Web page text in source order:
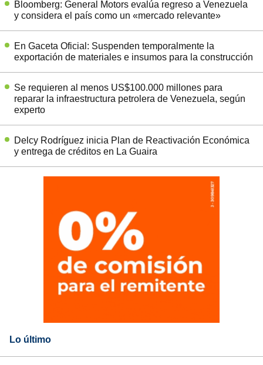
Bloomberg: General Motors evalúa regreso a Venezuela
y considera el país como un «mercado relevante»
En Gaceta Oficial: Suspenden temporalmente la
exportación de materiales e insumos para la construcción
Se requieren al menos US$100.000 millones para
reparar la infraestructura petrolera de Venezuela, según
experto
Delcy Rodríguez inicia Plan de Reactivación Económica
y entrega de créditos en La Guaira
Lo último